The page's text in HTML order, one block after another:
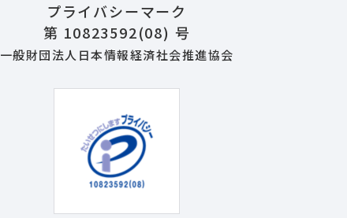
プライバシーマーク
第 10823592(08) 号
一般財団法人日本情報経済社会推進協会